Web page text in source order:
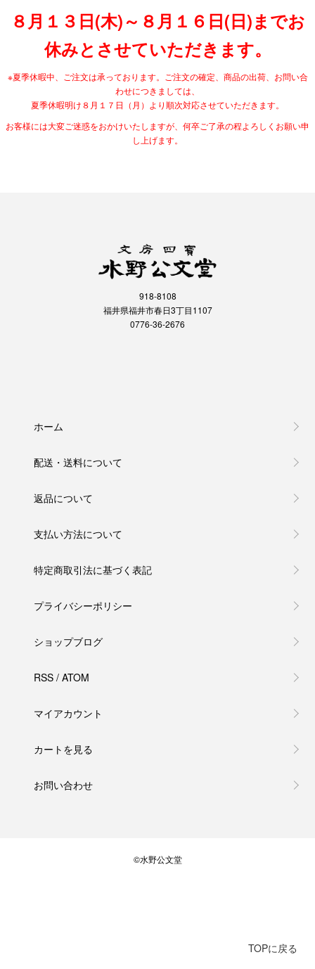
８月１３日(木)～８月１６日(日)までお
休みとさせていただきます。
※夏季休暇中、ご注文は承っております。ご注文の確定、商品の出荷、お問い合
わせにつきましては、
夏季休暇明け８月１７日（月）より順次対応させていただきます。
お客様には大変ご迷惑をおかけいたしますが、何卒ご了承の程よろしくお願い申
し上げます。
918-8108
福井県福井市春日3丁目1107
0776-36-2676
ホーム
配送・送料について
返品について
支払い方法について
特定商取引法に基づく表記
プライバシーポリシー
ショップブログ
RSS/ ATOM
マイアカウント
カートを見る
お問い合わせ
©水野公文堂
TOPに戻る